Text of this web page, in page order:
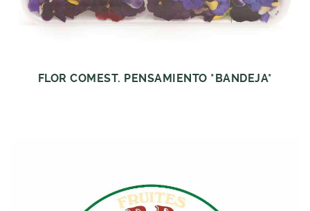
FLOR COMEST. PENSAMIENTO *BANDEJA*